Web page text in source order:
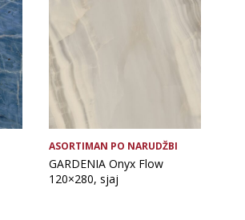
ASORTIMAN PO NARUDŽBI
GARDENIA Onyx Flow
120×280, sjaj